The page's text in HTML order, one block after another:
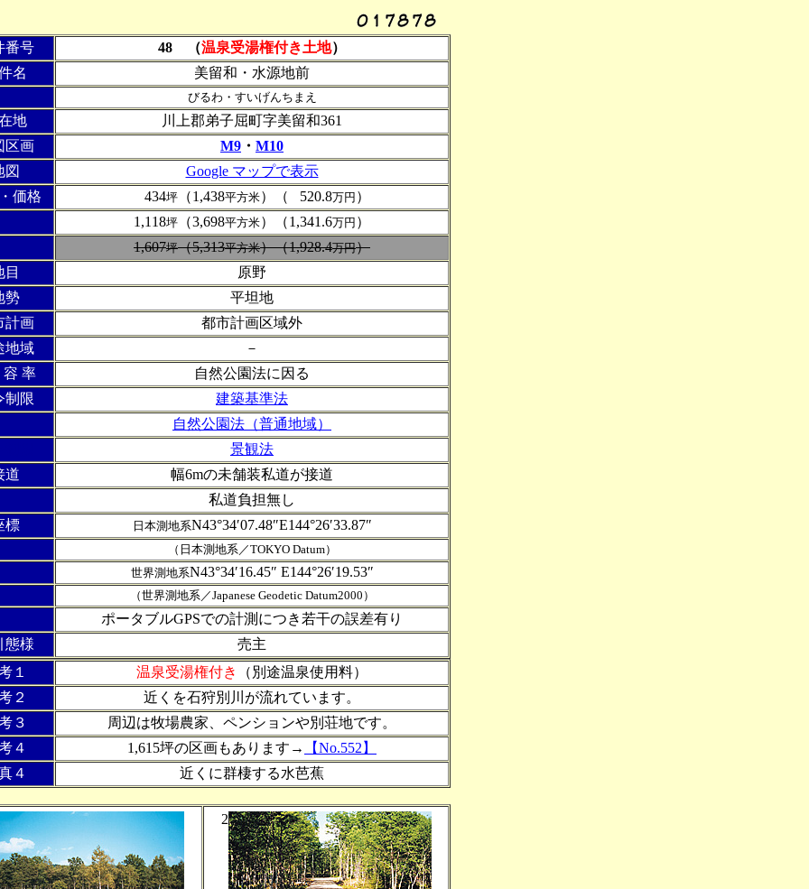
番号 48 （温泉受湯権付き土地）
名
美留和・水源地前
びるわ・すいげんちまえ
地
川上郡弟子屈町字美留和361
区画
M9 ・ M10
図
Google マップで表示
価格
434坪 （1,438平方米） （ 520.8万円 ）
1,118坪 （3,698平方米） （1,341.6万円 ）
1,607坪（5,313平方米）（1,928.4万円）
目
原野
勢
平坦地
計画
都市計画区域外
地域
－
容 率
自然公園法に因る
制限
建築基準法
自然公園法（普通地域）
景観法
道
幅6mの未舗装私道が接道
私道負担無し
標
日本測地系N43°34′07.48″E144°26′33.87″
（日本測地系／TOKYO Datum）
世界測地系N43°34′16.45″ E144°26′19.53″
（世界測地系／Japanese Geodetic Datum2000）
ポータブルGPSでの計測につき若干の誤差有り
態様
売主
１
温泉受湯権付き
（別途温泉使用料）
２
近くを石狩別川が流れています。
３
周辺は牧場農家、ペンションや別荘地です。
４
1,615坪の区画もあります→
【No.552】
４
近くに群棲する水芭蕉
2